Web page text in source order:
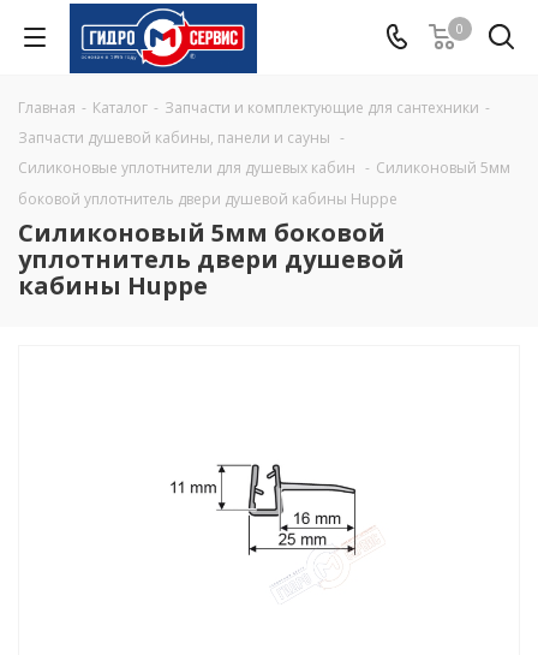
0
Главная - Каталог - Запчасти и комплектующие для сантехники -
Запчасти душевой кабины, панели и сауны -
Силиконовые уплотнители для душевых кабин - Силиконовый 5мм
боковой уплотнитель двери душевой кабины Huppe
Силиконовый 5мм боковой
уплотнитель двери душевой
кабины Huppe